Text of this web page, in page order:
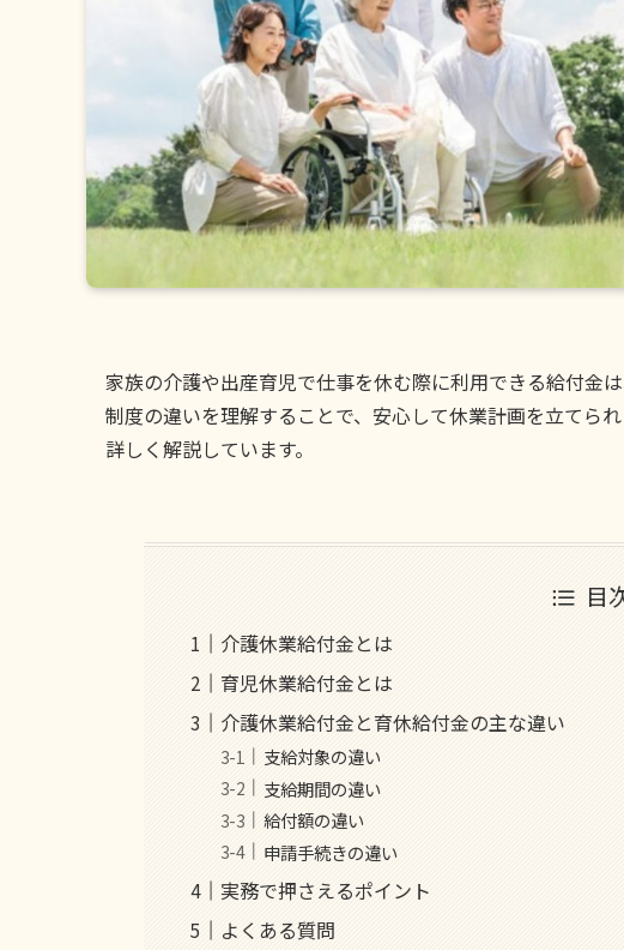
家族の介護や出産育児で仕事を休む際に利用できる給付金
制度の違いを理解することで、安心して休業計画を立てら
詳しく解説しています。
目
介護休業給付金とは
育児休業給付金とは
介護休業給付金と育休給付金の主な違い
支給対象の違い
支給期間の違い
給付額の違い
申請手続きの違い
実務で押さえるポイント
よくある質問